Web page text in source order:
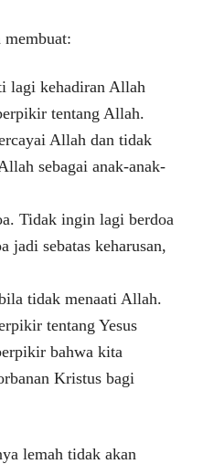
membuat:
lagi kehadiran Allah
tentang Allah.
Allah dan tidak
sebagai anak-anak-
Tidak ingin lagi berdoa
jadi sebatas keharusan,
tidak menaati Allah.
tentang Yesus
bahwa kita
Kristus bagi
lemah tidak akan